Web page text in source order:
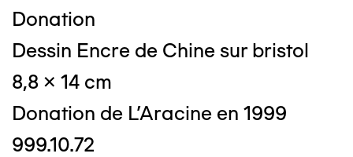
Donation
Dessin Encre de Chine sur bristol
8,8 x 14 cm
Donation de L'Aracine en 1999
999.10.72